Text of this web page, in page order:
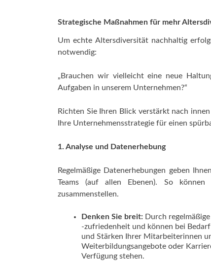
Strategische Maßnahmen für mehr
Um echte Altersdiversität nachhaltig
notwendig:
„Brauchen wir vielleicht eine neue
Aufgaben in unserem Unternehmen?“
Richten Sie Ihren Blick verstärkt nach
Ihre Unternehmensstrategie für einen
1. Analyse und Datenerhebung
Regelmäßige Datenerhebungen geben
Teams (auf allen Ebenen). So
zusammenstellen.
Denken Sie breit: Durch
-zufriedenheit und können bei
und Stärken Ihrer Mitarbeiterinnen
Weiterbildungsangebote oder
Verfügung stehen.